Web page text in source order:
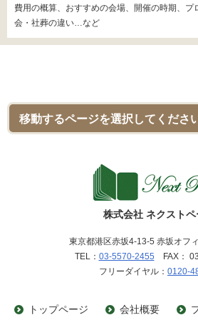
費用の概算、おすすめの会場、開催の時期、プ
会・社葬の違い…など
株式会社 ネクストペ
東京都港区赤坂4-13-5 赤坂オフ
TEL： 03-5570-2455 FAX：
フリーダイヤル： 0120-
トップページ 会社概要